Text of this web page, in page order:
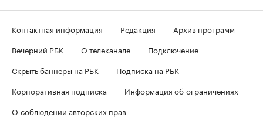
Контактная информация Редакция
Архив программ
Вечерний РБК
О телеканале
Подключение
Скрыть баннеры на РБК
Подписка на РБК
Корпоративная подписка
Информация об ограничениях
О соблюдении авторских прав